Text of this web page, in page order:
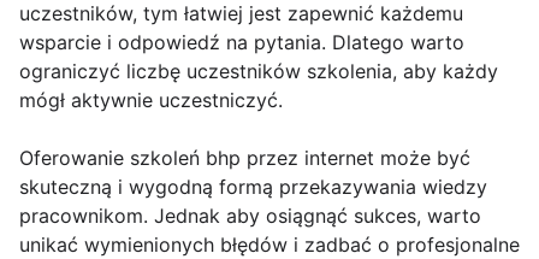
uczestników, tym łatwiej jest zapewnić każdemu
wsparcie i odpowiedź na pytania. Dlatego warto
ograniczyć liczbę uczestników szkolenia, aby każdy
mógł aktywnie uczestniczyć.
Oferowanie szkoleń bhp przez internet może być
skuteczną i wygodną formą przekazywania wiedzy
pracownikom. Jednak aby osiągnąć sukces, warto
unikać wymienionych błędów i zadbać o profesjonalne